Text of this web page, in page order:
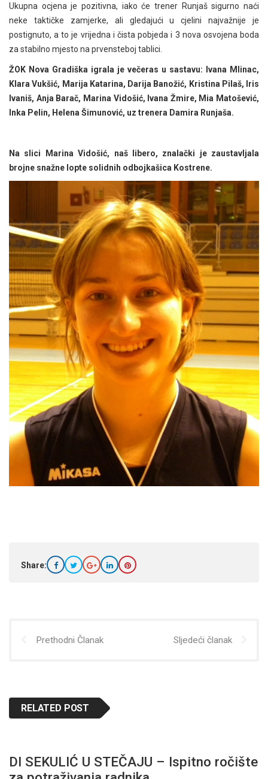
Ukupna ocjena je pozitivna, iako će trener Runjaš sigurno naći
neke taktičke zamjerke, ali gledajući u cjelini najvažnije je
postignuto, a to je vrijedna i čista pobjeda i 3 nova osvojena boda
za stabilno mjesto na prvensteboj tablici.
ŽOK Nova Gradiška igrala je večeras u sastavu: Ivana Mlinac,
Klara Vukšić, Marija Katarina, Darija Banožić, Kristina Pilaš, Iris
Ivaniš, Anja Barač, Marina Vidošić, Ivana Žmire, Mia Matošević,
Inka Pelin, Helena Šimunović, uz trenera Damira Runjaša.
Na slici Marina Vidošić, naš libero, znalački je zaustavljala
brojne snažne lopte solidnih odbojkašica Kostrene.
Share:
Prethodni Članak Sljedeći članak
RELATED POST
DI SEKULIĆ U STEČAJU – Ispitno ročište